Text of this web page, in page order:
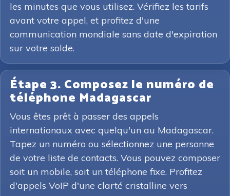
les minutes que vous utilisez. Vérifiez les tarifs
avant votre appel, et profitez d'une
communication mondiale sans date d'expiration
sur votre solde.
Étape 3. Composez le numéro de
téléphone Madagascar
Vous êtes prêt à passer des appels
internationaux avec quelqu'un au Madagascar.
Tapez un numéro ou sélectionnez une personne
de votre liste de contacts. Vous pouvez composer
soit un mobile, soit un téléphone fixe. Profitez
d'appels VoIP d'une clarté cristalline vers